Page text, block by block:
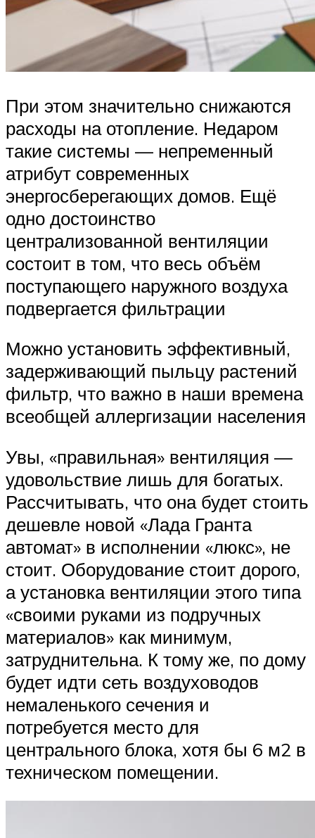
При этом значительно снижаются
расходы на отопление. Недаром
такие системы — непременный
атрибут современных
энергосберегающих домов. Ещё
одно достоинство
централизованной вентиляции
состоит в том, что весь объём
поступающего наружного воздуха
подвергается фильтрации
Можно установить эффективный,
задерживающий пыльцу растений
фильтр, что важно в наши времена
всеобщей аллергизации населения
Увы, «правильная» вентиляция —
удовольствие лишь для богатых.
Рассчитывать, что она будет стоить
дешевле новой «Лада Гранта
автомат» в исполнении «люкс», не
стоит. Оборудование стоит дорого,
а установка вентиляции этого типа
«своими руками из подручных
материалов» как минимум,
затруднительна. К тому же, по дому
будет идти сеть воздуховодов
немаленького сечения и
потребуется место для
центрального блока, хотя бы 6 м2 в
техническом помещении.